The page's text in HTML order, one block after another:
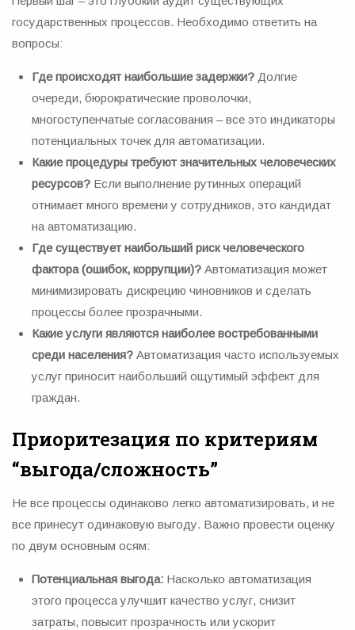
государственных процессов. Необходимо ответить на
вопросы:
Где происходят наибольшие задержки? Долгие
очереди, бюрократические проволочки,
многоступенчатые согласования – все это индикаторы
потенциальных точек для автоматизации.
Какие процедуры требуют значительных человеческих
ресурсов? Если выполнение рутинных операций
отнимает много времени у сотрудников, это кандидат
на автоматизацию.
Где существует наибольший риск человеческого
фактора (ошибок, коррупции)? Автоматизация может
минимизировать дискрецию чиновников и сделать
процессы более прозрачными.
Какие услуги являются наиболее востребованными
среди населения? Автоматизация часто используемых
услуг приносит наибольший ощутимый эффект для
граждан.
Приоритезация по критериям
“выгода/сложность”
Не все процессы одинаково легко автоматизировать, и не
все принесут одинаковую выгоду. Важно провести оценку
по двум основным осям:
Потенциальная выгода: Насколько автоматизация
этого процесса улучшит качество услуг, снизит
затраты, повысит прозрачность или ускорит